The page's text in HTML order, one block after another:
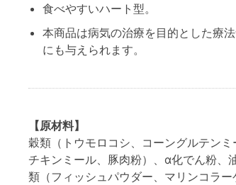
食べやすいハート型。
本商品は病気の治療を目的とした療
にも与えられます。
【原材料】
穀類（トウモロコシ、コーングルテン
チキンミール、豚肉粉）、α化でん粉、
類（フィッシュパウダー、マリンコラ